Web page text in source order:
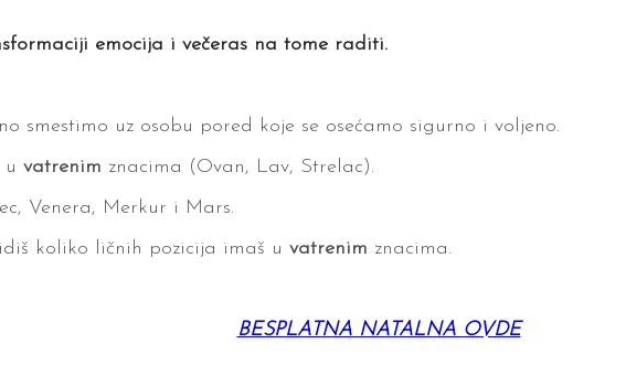
emocija i večeras na tome raditi.
smestimo uz osobu pored koje se osećamo sigurno i voljeno.
vatrenim znacima (Ovan, Lav, Strelac).
Venera, Merkur i Mars.
koliko ličnih pozicija imaš u vatrenim znacima.
BESPLATNA NATALNA OVDE